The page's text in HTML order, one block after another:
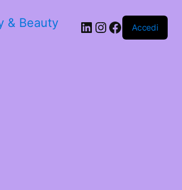
& Beauty LinkedIn
Instagram
Facebook
Accedi